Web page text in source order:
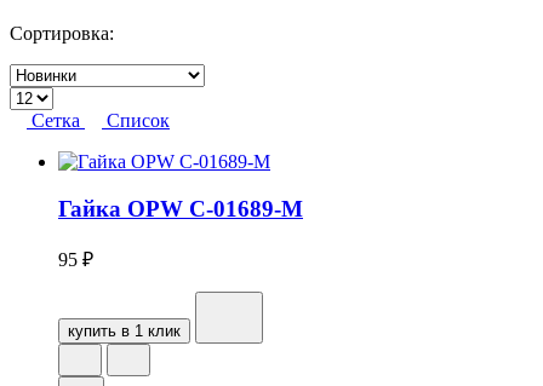
Сортировка:
Сетка Список
Гайка OPW С-01689-М
95 ₽
купить в 1 клик